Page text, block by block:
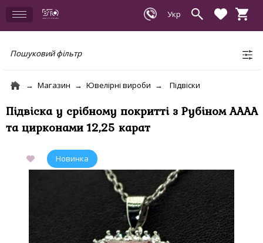
Пошуковий фільтр
Магазин Ювелірні вироби Підвіски
Підвіска у срібному покритті з Рубіном АААА
та цирконами 12,25 карат